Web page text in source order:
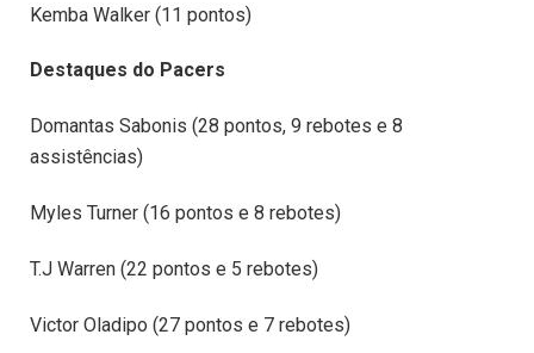
Kemba Walker (11 pontos)
Destaques do Pacers
Domantas Sabonis (28 pontos, 9 rebotes e 8
assistências)
Myles Turner (16 pontos e 8 rebotes)
T.J Warren (22 pontos e 5 rebotes)
Victor Oladipo (27 pontos e 7 rebotes)